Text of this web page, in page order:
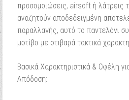
προσομοιώσεις, airsoft ή λάτρεις
αναζητούν αποδεδειγμένη
παραλλαγής, αυτό το παντελόνι
μοτίβο με στιβαρά τακτικά
Βασικά Χαρακτηριστικά & Οφέλη
Απόδοση: